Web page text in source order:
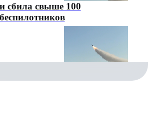
сбила свыше 100